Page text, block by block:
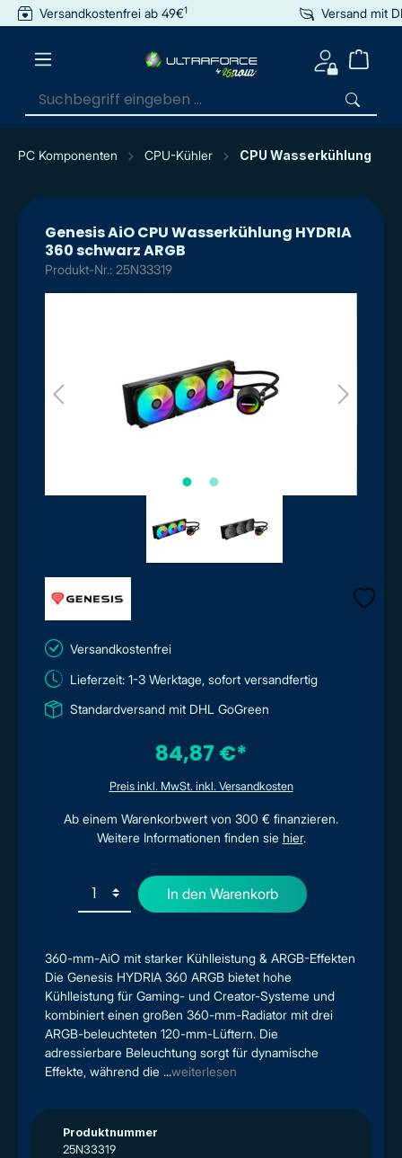
springen
Versandkostenfrei ab 49€1 Versand mit
PC Komponenten CPU-Kühler CPU Wasserkühlung
Genesis AiO CPU Wasserkühlung HYDRIA
360 schwarz ARGB
Produkt-Nr.: 25N33319
360-mm-AiO mit starker Kühlleistung & ARGB-Effekten
Die Genesis HYDRIA 360 ARGB bietet hohe
Kühlleistung für Gaming- und Creator-Systeme und
kombiniert einen großen 360-mm-Radiator mit drei
ARGB-beleuchteten 120-mm-Lüftern. Die
adressierbare Beleuchtung sorgt für dynamische
Effekte, während die ...weiterlesen
Produktnummer
25N33319
Versandkostenfrei
Lieferzeit: 1-3 Werktage, sofort versandfertig
Standardversand mit DHL GoGreen
84,87 €*
Preis inkl. MwSt. inkl. Versandkosten
Ab einem Warenkorbwert von 300 € finanzieren.
Weitere Informationen finden sie hier.
In den Warenkorb